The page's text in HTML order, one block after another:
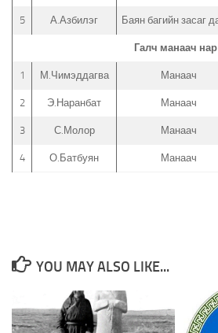
5 А.Азбилэг Баян багийн засаг
Галч манаач нар
1 М.Чимэддагва Манаач
2 Э.Наранбат Манаач
3 С.Молор Манаач
4 О.Батбуян Манаач
YOU MAY ALSO LIKE...